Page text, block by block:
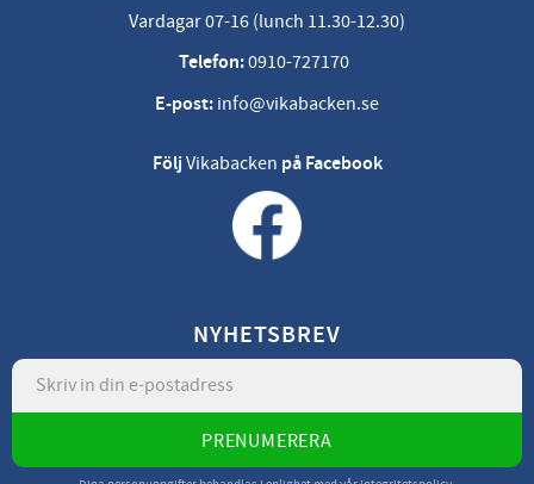
Vardagar 07-16 (lunch 11.30-12.30)
Telefon:0910-727170
E-post: info@vikabacken.se
FöljVikabacken på Facebook
NYHETSBREV
PRENUMERERA